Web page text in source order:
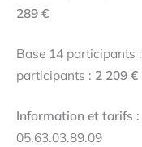
289 €
Base 14 participants :
participants : 2 209 €
Information et tarifs
05.63.03.89.09